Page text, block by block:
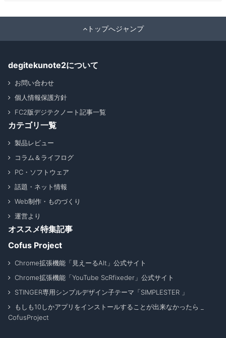
トップへジャンプ
degitekunote2について
お問い合わせ
個人情報保護方針
FC2版デジテクノート記事一覧
カテゴリ一覧
製品レビュー
コラム＆ライフログ
PC・ソフトウェア
話題・ネット情報
Web制作・ものづくり
運営より
オススメ特集記事
Cofus Project
Chrome拡張機能「見えーるAlt」公式サイト
Chrome拡張機能「YouTube ScRfixeder」公式サイト
STINGER専用シンプルデザイン子テーマ「SIMPLESTER 」
もしも10しかアプリをインストールすることが出来なかったら _
CofusProject